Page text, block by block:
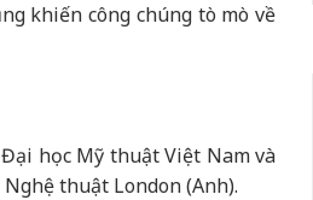
khiến công chúng tò mò về
học Mỹ thuật Việt Nam và
thuật London (Anh).